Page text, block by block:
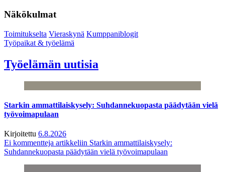
Näkökulmat
Toimitukselta Vieraskynä Kumppaniblogit
Työpaikat & työelämä
Työelämän uutisia
Starkin ammattilaiskysely: Suhdannekuopasta päädytään vielä
työvoimapulaan
Kirjoitettu 6.8.2026
Ei kommentteja artikkeliin Starkin ammattilaiskysely:
Suhdannekuopasta päädytään vielä työvoimapulaan